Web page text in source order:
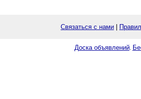
Связаться с нами
Доска объявлений.